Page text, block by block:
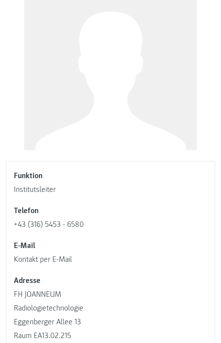
Funktion
Institutsleiter
Telefon
+43 (316) 5453 - 6580
E-Mail
Kontakt per E-Mail
Adresse
FH JOANNEUM
Radiologietechnologie
Eggenberger Allee 13
Raum EA13.02.215